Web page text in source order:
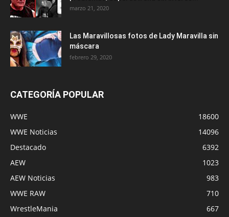
marzo 21, 2020
Las Maravillosas fotos de Lady Maravilla sin
máscara
febrero 29, 2020
CATEGORÍA POPULAR
WWE
18600
WWE Noticias
14096
Destacado
6392
AEW
1023
AEW Noticias
983
WWE RAW
710
WrestleMania
667